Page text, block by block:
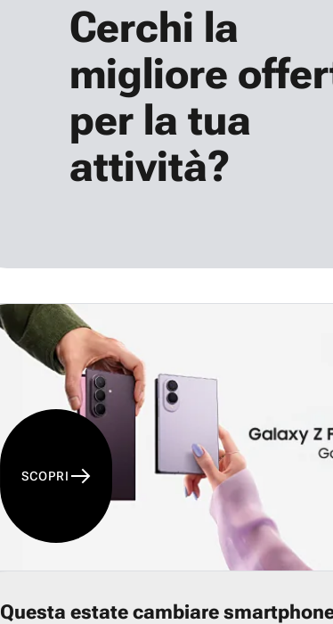
Cerchi la
migliore
per la tua
attività?
SCOPRI
Questa estate cambiare